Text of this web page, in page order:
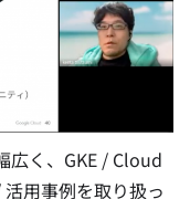
広く、GKE / Cloud
用事例を取り扱っ